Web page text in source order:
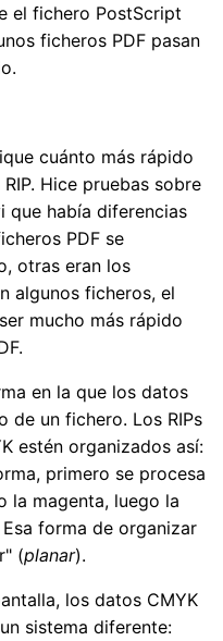
el fichero PostScript
ficheros PDF pasan
cuánto más rápido
Hice pruebas sobre
que había diferencias
PDF se
otras eran los
algunos ficheros, el
mucho más rápido
en la que los datos
de un fichero. Los RIPs
estén organizados así:
primero se procesa
la magenta, luego la
forma de organizar
(planar).
los datos CMYK
sistema diferente: